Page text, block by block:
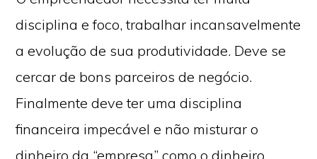
disciplina e foco, trabalhar incansavelmente
a evolução de sua produtividade. Deve se
cercar de bons parceiros de negócio.
Finalmente deve ter uma disciplina
financeira impecável e não misturar o
dinheiro da “empresa” como o dinheiro